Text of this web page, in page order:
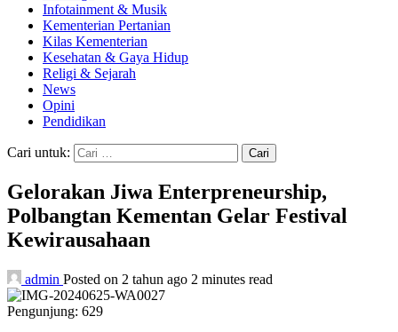
Infotainment & Musik
Kementerian Pertanian
Kilas Kementerian
Kesehatan & Gaya Hidup
Religi & Sejarah
News
Opini
Pendidikan
Cari untuk:
Gelorakan Jiwa Enterpreneurship,
Polbangtan Kementan Gelar Festival
Kewirausahaan
admin Posted on 2 tahun ago 2 minutes read
Pengunjung: 629